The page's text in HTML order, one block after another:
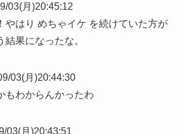
03(月)20:45:12
やはり めちゃイケ を続けていた方が
果になったな。
03(月)20:44:30
もわからんかったわ
03(月)20:43:51